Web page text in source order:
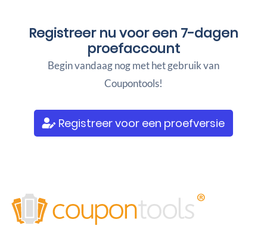
Registreer nu voor een 7-dagen
proefaccount
Begin vandaag nog met het gebruik van
Coupontools!
Registreer voor een proefversie